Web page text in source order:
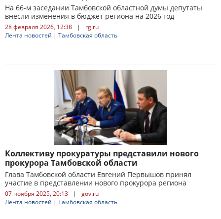
На 66-м заседании Тамбовской областной думы депутаты
внесли изменения в бюджет региона на 2026 год
28 февраля 2026, 12:38 |
rg.ru
Лента новостей | Тамбовская область
Коллективу прокуратуры представили нового
прокурора Тамбовской области
Глава Тамбовской области Евгений Первышов принял
участие в представлении нового прокурора региона
07 ноября 2025, 20:13 |
gov.ru
Лента новостей | Тамбовская область